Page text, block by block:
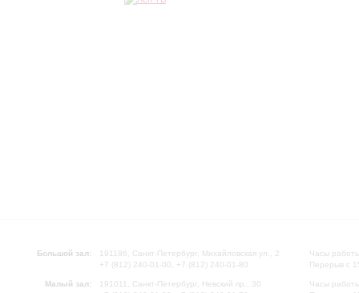
Большой зал:
191186, Санкт-Петербург, Михайловская ул., 2
+7 (812) 240-01-00, +7 (812) 240-01-80
Малый зал:
191011, Санкт-Петербург, Невский пр., 30
Часы
Перерыв с
Часы